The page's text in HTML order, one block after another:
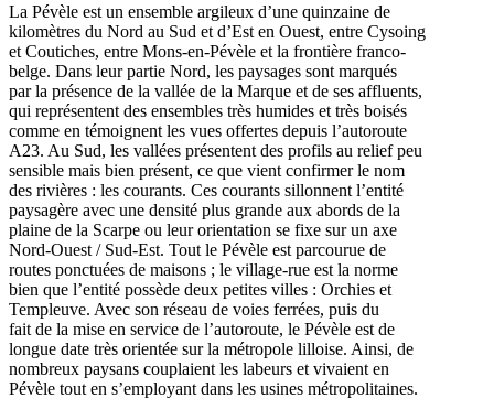
La Pévèle est un ensemble argileux d’une quinzaine de
kilomètres du Nord au Sud et d’Est en Ouest, entre Cysoing
et Coutiches, entre Mons-en-Pévèle et la frontière franco-
belge. Dans leur partie Nord, les paysages sont marqués
par la présence de la vallée de la Marque et de ses affluents,
qui représentent des ensembles très humides et très boisés
comme en témoignent les vues offertes depuis l’autoroute
A23. Au Sud, les vallées présentent des profils au relief peu
sensible mais bien présent, ce que vient confirmer le nom
des rivières : les courants. Ces courants sillonnent l’entité
paysagère avec une densité plus grande aux abords de la
plaine de la Scarpe ou leur orientation se fixe sur un axe
Nord-Ouest / Sud-Est. Tout le Pévèle est parcourue de
routes ponctuées de maisons ; le village-rue est la norme
bien que l’entité possède deux petites villes : Orchies et
Templeuve. Avec son réseau de voies ferrées, puis du
fait de la mise en service de l’autoroute, le Pévèle est de
longue date très orientée sur la métropole lilloise. Ainsi, de
nombreux paysans couplaient les labeurs et vivaient en
Pévèle tout en s’employant dans les usines métropolitaines.